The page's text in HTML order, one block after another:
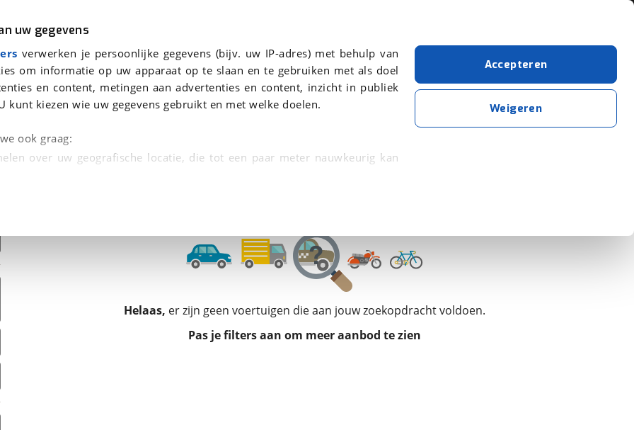
uw gegevens
verwerken je persoonlijke gegevens (bijv. uw IP-adres) met behulp van
om informatie op uw apparaat op te slaan en te gebruiken met als doel
en content, metingen aan advertenties en content, inzicht in publiek
kunt kiezen wie uw gegevens gebruikt en met welke doelen.
ook graag:
over uw geografische locatie, die tot een paar meter nauwkeurig kan
uw toestemming op elk moment wijzigen of intrekken in de
technieken zorgen we voor een betere en meer persoonlijke ervaring.
ervoor dat de website goed werkt. Ook gebruiken we analytische cookies
We tonen je graag relevante advertenties en gebruiken daarvoor
op en buiten onze website volgt – uiteraard op anonieme basis. Meer
en privacyverklaring
cookies. Je voorkeuren kun je later altijd aanpassen via de
Accepteren
Weigeren
Ja, E-bike
Helaas, er zijn geen voertuigen die aan jouw zoekopdracht voldoen.
Pas je filters aan om meer aanbod te zien